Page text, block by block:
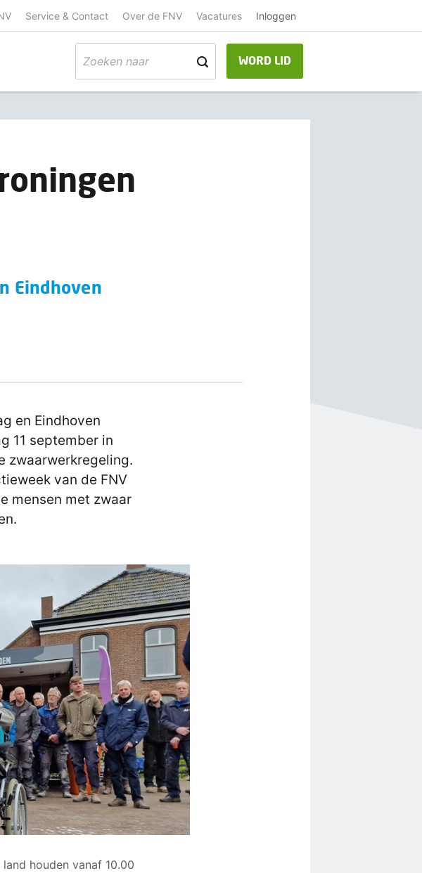
Service & Contact Over de FNV Vacatures Inloggen
WORD LID
Eindhoven
en Eindhoven
11 september in
zwaarwerkregeling.
van de FNV
mensen met zwaar
houden vanaf 10.00